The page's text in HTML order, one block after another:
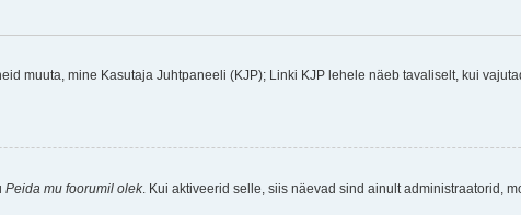
muuta, mine Kasutaja Juhtpaneeli (KJP); Linki KJP lehele näeb tavaliselt, kui
Peida mu foorumil olek. Kui aktiveerid selle, siis näevad sind ainult administraatorid,